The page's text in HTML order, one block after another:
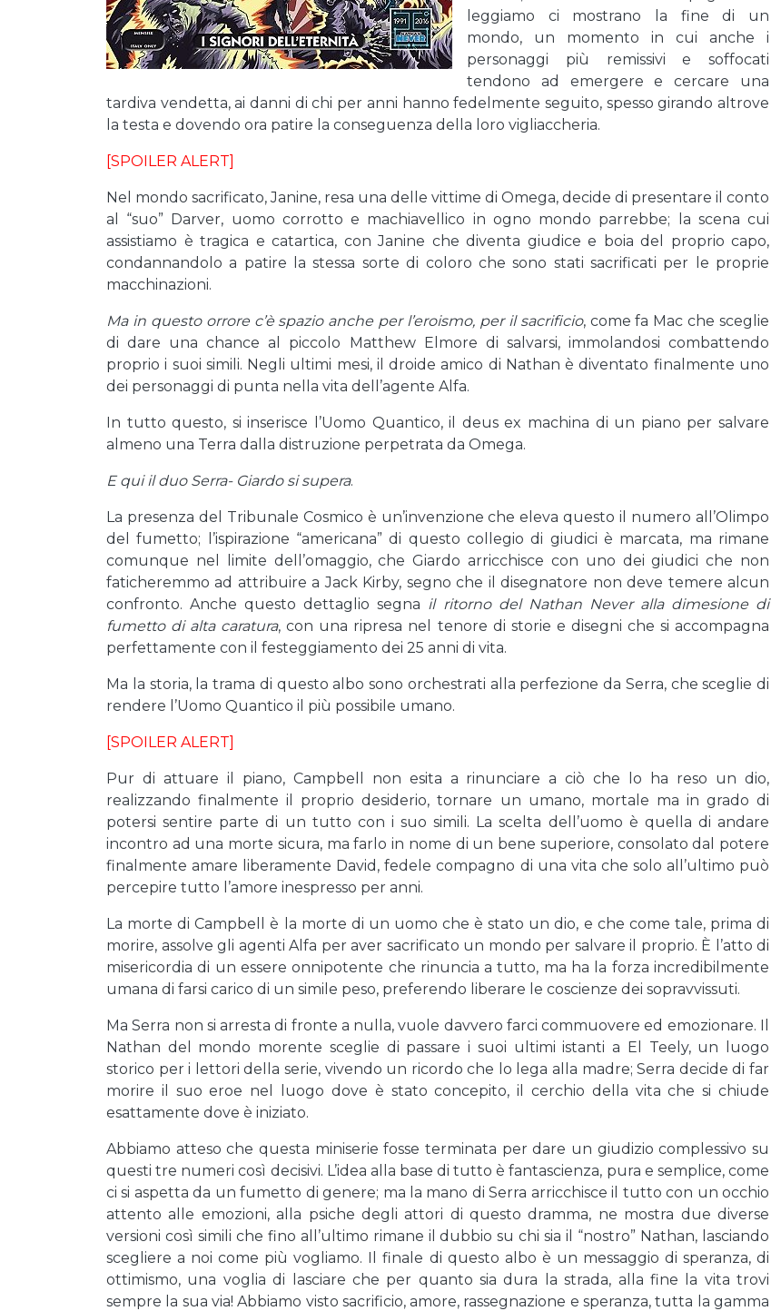
leggiamo ci mostrano la fine di un
mondo, un momento in cui anche i
personaggi più remissivi e soffocati
tendono ad emergere e cercare una
tardiva vendetta, ai danni di chi per anni hanno fedelmente seguito, spesso girando altrove
la testa e dovendo ora patire la conseguenza della loro vigliaccheria.
[SPOILER ALERT]
Nel mondo sacrificato, Janine, resa una delle vittime di Omega, decide di presentare il conto
al “suo” Darver, uomo corrotto e machiavellico in ogno mondo parrebbe; la scena cui
assistiamo è tragica e catartica, con Janine che diventa giudice e boia del proprio capo,
condannandolo a patire la stessa sorte di coloro che sono stati sacrificati per le proprie
macchinazioni.
Ma in questo orrore c’è spazio anche per l’eroismo, per il sacrificio, come fa Mac che sceglie
di dare una chance al piccolo Matthew Elmore di salvarsi, immolandosi combattendo
proprio i suoi simili. Negli ultimi mesi, il droide amico di Nathan è diventato finalmente uno
dei personaggi di punta nella vita dell’agente Alfa.
In tutto questo, si inserisce l’Uomo Quantico, il deus ex machina di un piano per salvare
almeno una Terra dalla distruzione perpetrata da Omega.
E qui il duo Serra- Giardo si supera.
La presenza del Tribunale Cosmico è un’invenzione che eleva questo il numero all’Olimpo
del fumetto; l’ispirazione “americana” di questo collegio di giudici è marcata, ma rimane
comunque nel limite dell’omaggio, che Giardo arricchisce con uno dei giudici che non
faticheremmo ad attribuire a Jack Kirby, segno che il disegnatore non deve temere alcun
confronto. Anche questo dettaglio segna il ritorno del Nathan Never alla dimesione di
fumetto di alta caratura, con una ripresa nel tenore di storie e disegni che si accompagna
perfettamente con il festeggiamento dei 25 anni di vita.
Ma la storia, la trama di questo albo sono orchestrati alla perfezione da Serra, che sceglie di
rendere l’Uomo Quantico il più possibile umano.
[SPOILER ALERT]
Pur di attuare il piano, Campbell non esita a rinunciare a ciò che lo ha reso un dio,
realizzando finalmente il proprio desiderio, tornare un umano, mortale ma in grado di
potersi sentire parte di un tutto con i suo simili. La scelta dell’uomo è quella di andare
incontro ad una morte sicura, ma farlo in nome di un bene superiore, consolato dal potere
finalmente amare liberamente David, fedele compagno di una vita che solo all’ultimo può
percepire tutto l’amore inespresso per anni.
La morte di Campbell è la morte di un uomo che è stato un dio, e che come tale, prima di
morire, assolve gli agenti Alfa per aver sacrificato un mondo per salvare il proprio. È l’atto di
misericordia di un essere onnipotente che rinuncia a tutto, ma ha la forza incredibilmente
umana di farsi carico di un simile peso, preferendo liberare le coscienze dei sopravvissuti.
Ma Serra non si arresta di fronte a nulla, vuole davvero farci commuovere ed emozionare. Il
Nathan del mondo morente sceglie di passare i suoi ultimi istanti a El Teely, un luogo
storico per i lettori della serie, vivendo un ricordo che lo lega alla madre; Serra decide di far
morire il suo eroe nel luogo dove è stato concepito, il cerchio della vita che si chiude
esattamente dove è iniziato.
Abbiamo atteso che questa miniserie fosse terminata per dare un giudizio complessivo su
questi tre numeri così decisivi. L’idea alla base di tutto è fantascienza, pura e semplice, come
ci si aspetta da un fumetto di genere; ma la mano di Serra arricchisce il tutto con un occhio
attento alle emozioni, alla psiche degli attori di questo dramma, ne mostra due diverse
versioni così simili che fino all’ultimo rimane il dubbio su chi sia il “nostro” Nathan, lasciando
scegliere a noi come più vogliamo. Il finale di questo albo è un messaggio di speranza, di
ottimismo, una voglia di lasciare che per quanto sia dura la strada, alla fine la vita trovi
sempre la sua via! Abbiamo visto sacrificio, amore, rassegnazione e speranza, tutta la gamma